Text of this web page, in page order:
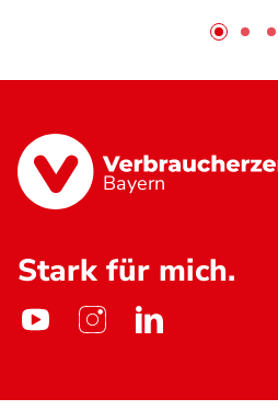
Bayern
Stark für mich.